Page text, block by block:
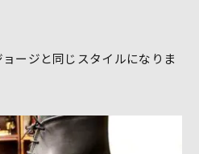
ージと同じスタイルになりま